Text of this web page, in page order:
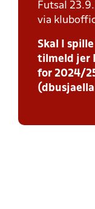
Futsal
via
Skal I
tilmeld jer
for 2024/